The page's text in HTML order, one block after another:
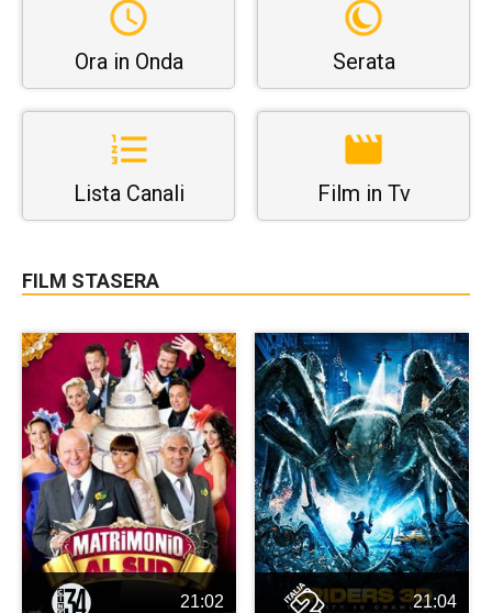
Ora in Onda Serata
Lista Canali Film in Tv
FILM STASERA
21:02 21:04